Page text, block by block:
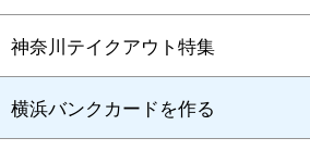
神奈川テイクアウト特集
横浜バンクカードを作る